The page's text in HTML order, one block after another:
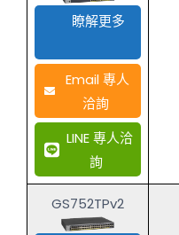
瞭解更多
Email 專人
洽詢
LINE 專人洽
詢
GS752TPv2